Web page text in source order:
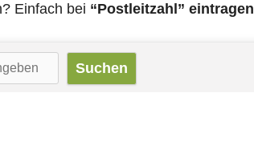
Einfach bei “Postleitzahl” eintragen